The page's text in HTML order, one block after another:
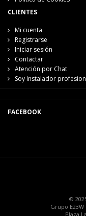
CLIENTES
Mi cuenta
Registrarse
Iniciar sesión
Contactar
Atención por Chat
Soy Instalador
FACEBOOK
©
Grupo E23W
Plaza